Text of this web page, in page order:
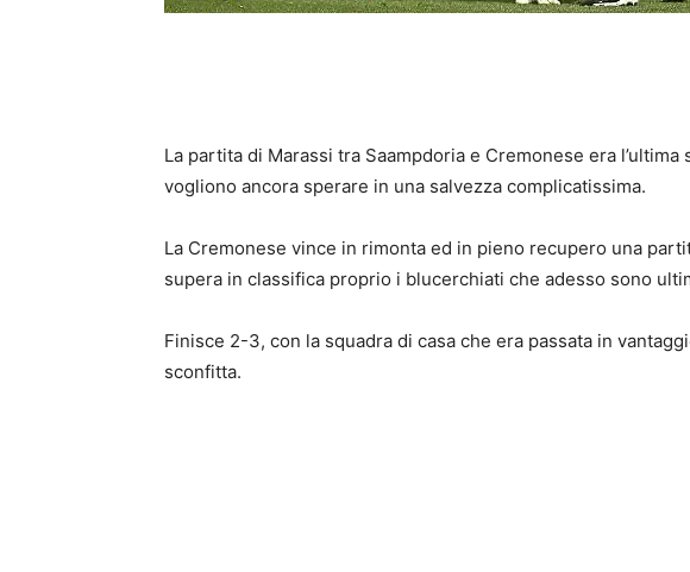
La partita di Marassi tra Saampdoria e Cremonese era
vogliono ancora sperare in una salvezza complicatissima.
La Cremonese vince in rimonta ed in pieno recupero una
supera in classifica proprio i blucerchiati che adesso sono
Finisce 2-3, con la squadra di casa che era passata in
sconfitta.